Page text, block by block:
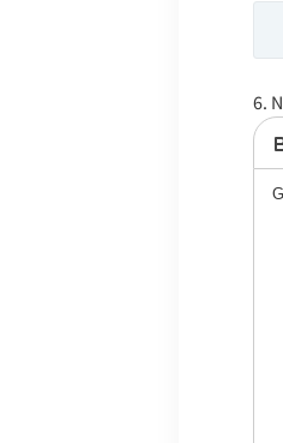
6.